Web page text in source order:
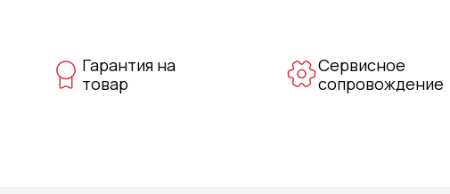
Гарантия на
товар
Сервисное
сопровождение